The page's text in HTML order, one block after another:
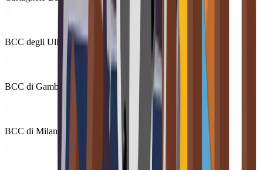
BCC degli Ulivi - Terra di Bari
BCC di Gambatesa
BCC di Milano S.C.